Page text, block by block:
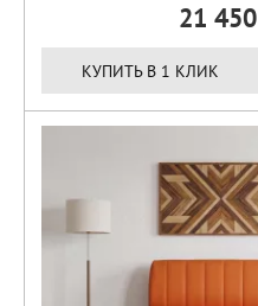
21 450
КУПИТЬ В 1 КЛИК